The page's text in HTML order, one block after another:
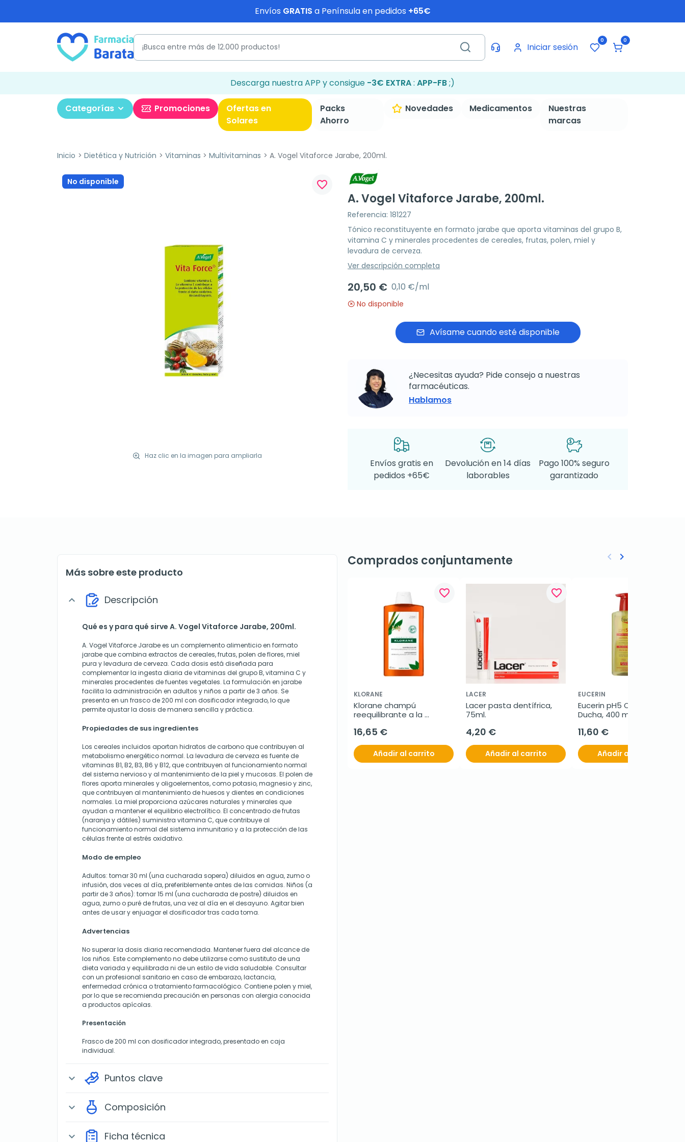
Envíos GRATIS a Península en pedidos +65€
Iniciar sesión
0 0
Descarga nuestra APP y consigue -3€ EXTRA: APP-FB;)
Categorías Promociones
Ofertas en
Solares
Packs
Ahorro
Novedades Medicamentos
Nuestras
marcas
Inicio Dietética y Nutrición Vitaminas Multivitaminas A. Vogel Vitaforce Jarabe, 200ml.
No disponible
Haz clic en la imagen para ampliarla
favorite_border
A. Vogel Vitaforce Jarabe, 200ml.
Referencia: 181227
Tónico reconstituyente en formato jarabe que aporta vitaminas del grupo B,
vitamina C y minerales procedentes de cereales, frutas, polen, miel y
levadura de cerveza.
Ver descripción completa
20,50 € 0,10 €/ml
No disponible
Avísame cuando esté disponible
¿Necesitas ayuda? Pide consejo a nuestras
farmacéuticas.
Hablamos
Envíos gratis en
pedidos +65€
Devolución en 14 días
laborables
Pago 100% seguro
garantizado
Más sobre este producto
expand_more Descripción
Qué es y para qué sirve A. Vogel Vitaforce Jarabe, 200ml.
A. Vogel Vitaforce Jarabe es un complemento alimenticio en formato
jarabe que combina extractos de cereales, frutas, polen de flores, miel
pura y levadura de cerveza. Cada dosis está diseñada para
complementar la ingesta diaria de vitaminas del grupo B, vitamina C y
minerales procedentes de fuentes vegetales. La formulación en jarabe
facilita la administración en adultos y niños a partir de 3 años. Se
presenta en un frasco de 200 ml con dosificador integrado, lo que
permite ajustar la dosis de manera sencilla y práctica.
Propiedades de sus ingredientes
Los cereales incluidos aportan hidratos de carbono que contribuyen al
metabolismo energético normal. La levadura de cerveza es fuente de
vitaminas B1, B2, B3, B6 y B12, que contribuyen al funcionamiento normal
del sistema nervioso y al mantenimiento de la piel y mucosas. El polen de
flores aporta minerales y oligoelementos, como potasio, magnesio y zinc,
que contribuyen al mantenimiento de huesos y dientes en condiciones
normales. La miel proporciona azúcares naturales y minerales que
ayudan a mantener el equilibrio electrolítico. El concentrado de frutas
(naranja y dátiles) suministra vitamina C, que contribuye al
funcionamiento normal del sistema inmunitario y a la protección de las
células frente al estrés oxidativo.
Modo de empleo
Adultos: tomar 30 ml (una cucharada sopera) diluidos en agua, zumo o
infusión, dos veces al día, preferiblemente antes de las comidas. Niños (a
partir de 3 años): tomar 15 ml (una cucharada de postre) diluidos en
agua, zumo o puré de frutas, una vez al día en el desayuno. Agitar bien
antes de usar y enjuagar el dosificador tras cada toma.
Advertencias
No superar la dosis diaria recomendada. Mantener fuera del alcance de
los niños. Este complemento no debe utilizarse como sustituto de una
dieta variada y equilibrada ni de un estilo de vida saludable. Consultar
con un profesional sanitario en caso de embarazo, lactancia,
enfermedad crónica o tratamiento farmacológico. Contiene polen y miel,
por lo que se recomienda precaución en personas con alergia conocida
a productos apícolas.
Presentación
Frasco de 200 ml con dosificador integrado, presentado en caja
individual.
expand_more Puntos clave
expand_more Composición
expand_more Ficha técnica
Comprados conjuntamente
favorite_border
KLORANE
Klorane champú
reequilibrante a la
16,65 €
Añadir al carrito
favorite_border
LACER
Lacer pasta dentífrica,
75ml.
4,20 €
Añadir al carrito
EUCERIN
Eucerin pH5 Oleogel de
Ducha, 400 ml
11,60 €
Añadir al carrito
Anterior
keyboard_arrow_left Siguiente
keyboard_arrow_right